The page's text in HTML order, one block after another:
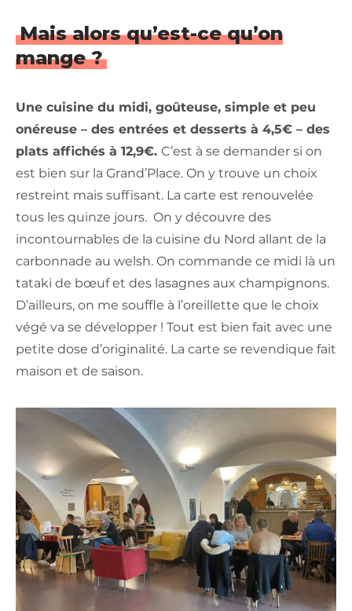
Mais alors qu’est-ce qu’on
mange ?
Une cuisine du midi, goûteuse, simple et peu
onéreuse – des entrées et desserts à 4,5€ – des
plats affichés à 12,9€. C’est à se demander si on
est bien sur la Grand’Place. On y trouve un choix
restreint mais suffisant. La carte est renouvelée
tous les quinze jours. On y découvre des
incontournables de la cuisine du Nord allant de la
carbonnade au welsh. On commande ce midi là un
tataki de bœuf et des lasagnes aux champignons.
D’ailleurs, on me souffle à l’oreillette que le choix
végé va se développer ! Tout est bien fait avec une
petite dose d’originalité. La carte se revendique fait
maison et de saison.